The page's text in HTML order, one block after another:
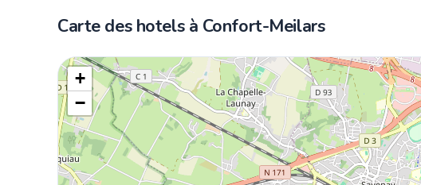
Carte des hotels à Confort-Meilars
+
−